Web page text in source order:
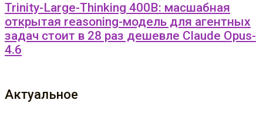
Trinity-Large-Thinking 400B: масшабная
открытая reasoning-модель для агентных
задач стоит в 28 раз дешевле Claude Opus-
4.6
Актуальное